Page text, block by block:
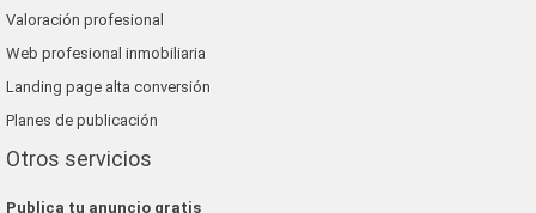
Valoración profesional
Web profesional inmobiliaria
Landing page alta conversión
Planes de publicación
Otros servicios
Publica tu anuncio gratis